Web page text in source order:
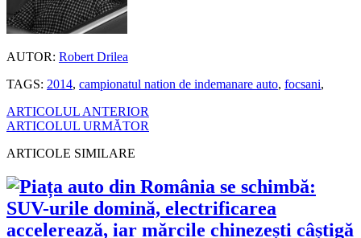
AUTOR: Robert Drilea
TAGS: 2014, campionatul nation de indemanare auto, focsani,
ARTICOLUL ANTERIOR
ARTICOLUL URMĂTOR
ARTICOLE SIMILARE